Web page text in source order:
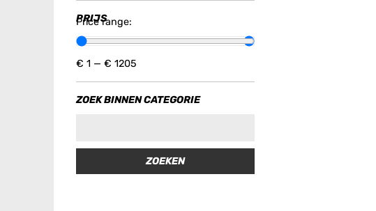
PRIJS
Price range:
€ 1 — € 1205
ZOEK BINNEN CATEGORIE
ZOEKEN